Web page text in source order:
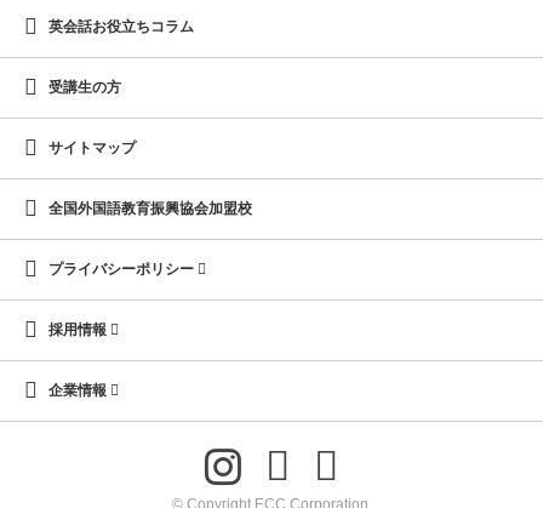
英会話お役立ちコラム
受講生の方
サイトマップ
全国外国語教育振興協会加盟校
プライバシーポリシー
採用情報
企業情報
© Copyright ECC Corporation.